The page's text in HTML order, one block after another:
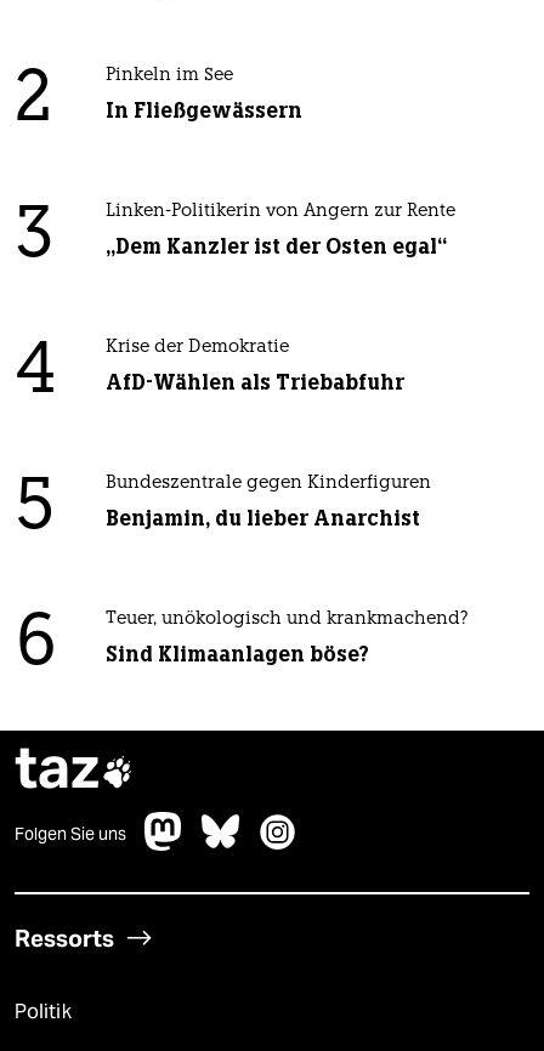
2 Pinkeln im See
In Fließgewässern
3 Linken-Politikerin von Angern zur Rente
„Dem Kanzler ist der Osten egal“
4 Krise der Demokratie
AfD-Wählen als Triebabfuhr
5 Bundeszentrale gegen Kinderfiguren
Benjamin, du lieber Anarchist
6 Teuer, unökologisch und krankmachend?
Sind Klimaanlagen böse?
taz
Folgen Sie uns
Ressorts
Politik